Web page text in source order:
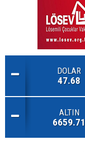
DOLAR
47.68
ALTIN
6659.71